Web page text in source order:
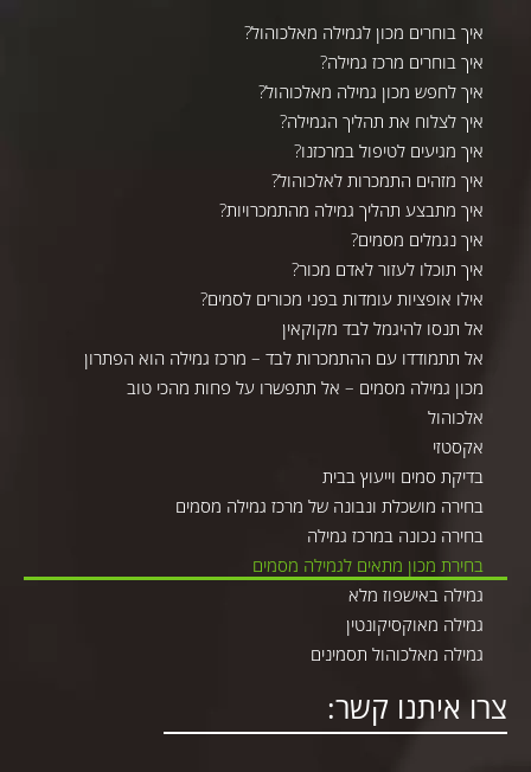
איך בוחרים מכון לגמילה מאלכוהול?
איך בוחרים מרכז גמילה?
איך לחפש מכון גמילה מאלכוהול?
איך לצלוח את תהליך הגמילה?
איך מגיעים לטיפול במרכזנו?
איך מזהים התמכרות לאלכוהול?
איך מתבצע תהליך גמילה מהתמכרויות?
איך נגמלים מסמים?
איך תוכלו לעזור לאדם מכור?
אילו אופציות עומדות בפני מכורים לסמים?
אל תנסו להיגמל לבד מקוקאין
אל תתמודדו עם ההתמכרות לבד – מרכז גמילה הוא הפתרון
מכון גמילה מסמים – אל תתפשרו על פחות מהכי טוב
אלכוהול
אקסטזי
בדיקת סמים וייעוץ בבית
בחירה מושכלת ונבונה של מרכז גמילה מסמים
בחירה נכונה במרכז גמילה
בחירת מכון מתאים לגמילה מסמים
גמילה באישפוז מלא
גמילה מאוקסיקונטין
גמילה מאלכוהול תסמינים
צרו איתנו קשר: